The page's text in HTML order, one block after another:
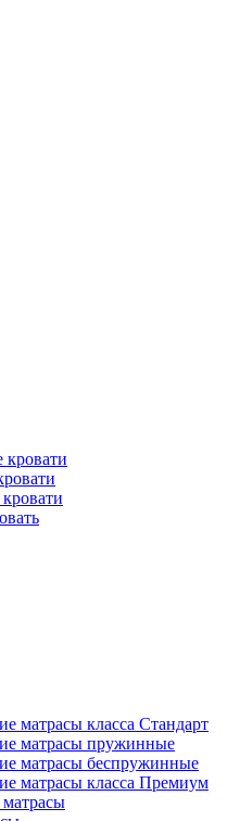
матрасы класса Стандарт
матрасы пружинные
матрасы беспружинные
матрасы класса Премиум